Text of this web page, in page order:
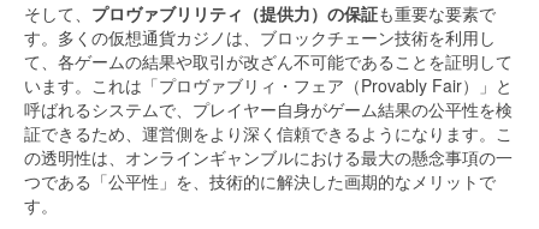
そして、 プロヴァブリリティ（提供力）の保証も重要な要素で
す。多くの仮想通貨カジノは、ブロックチェーン技術を利用し
て、各ゲームの結果や取引が改ざん不可能であることを証明して
います。これは「プロヴァブリィ・フェア（Provably Fair）」と
呼ばれるシステムで、プレイヤー自身がゲーム結果の公平性を検
証できるため、運営側をより深く信頼できるようになります。こ
の透明性は、オンラインギャンブルにおける最大の懸念事項の一
つである「公平性」を、技術的に解決した画期的なメリットで
す。